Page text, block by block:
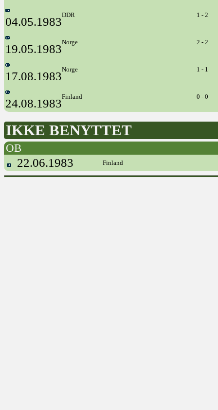
04.05.1983
DDR 1 - 2
19.05.1983
Norge 2 - 2
17.08.1983
Norge 1 - 1
24.08.1983
Finland 0 - 0
IKKE BENYTTET
OB
22.06.1983 Finland